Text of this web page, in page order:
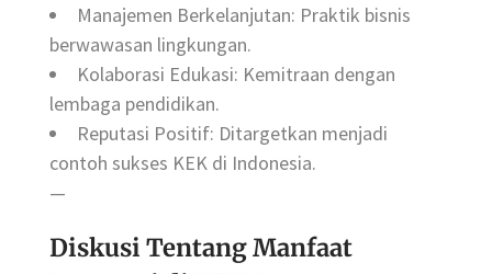
Manajemen Berkelanjutan: Praktik bisnis
berwawasan lingkungan.
Kolaborasi Edukasi: Kemitraan dengan
lembaga pendidikan.
Reputasi Positif: Ditargetkan menjadi
contoh sukses KEK di Indonesia.
—
Diskusi Tentang Manfaat